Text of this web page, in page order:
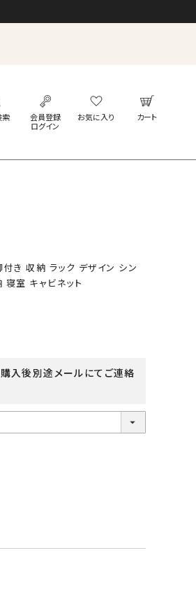
き 収納 ラック デザイン シン
室 キャビネット
入後別途メールにてご連絡